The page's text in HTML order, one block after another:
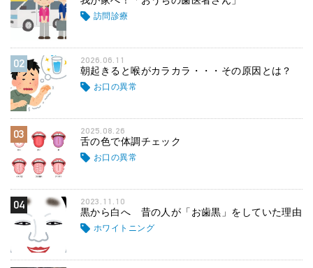
訪問診療
02 2026.06.11
朝起きると喉がカラカラ・・・その原因とは？
お口の異常
03 2025.08.26
舌の色で体調チェック
お口の異常
04 2023.11.10
黒から白へ 昔の人が「お歯黒」をしていた理由
ホワイトニング